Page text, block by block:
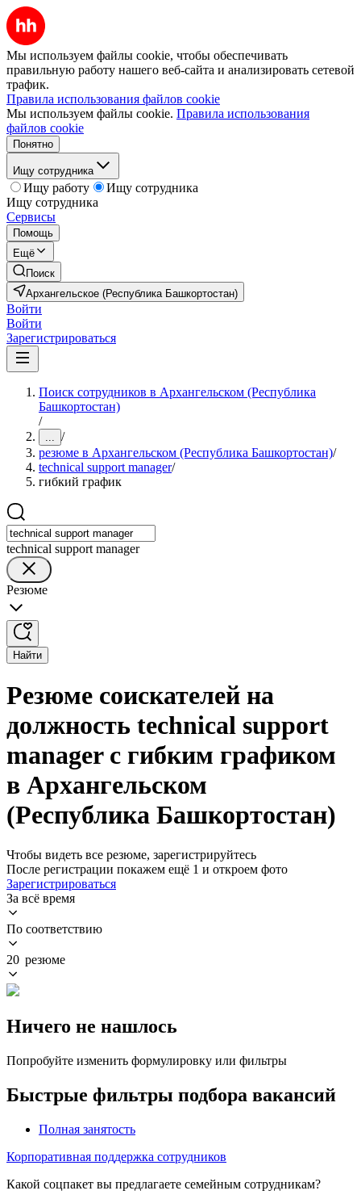
Мы используем файлы cookie, чтобы обеспечивать
правильную работу нашего веб-сайта и анализировать сетевой
трафик.
Правила использования файлов cookie
Мы используем файлы cookie. Правила использования
файлов cookie
Понятно
Ищу сотрудника
Ищу работу
Ищу сотрудника
Ищу сотрудника
Сервисы
Помощь
Ещё
Поиск
Архангельское (Республика Башкортостан)
Войти
Войти
Зарегистрироваться
Поиск сотрудников в Архангельском (Республика
Башкортостан)
/
... /
резюме в Архангельском (Республика Башкортостан)/
technical support manager/
гибкий график
technical support manager
Резюме
Найти
Резюме соискателей на
должность technical support
manager с гибким графиком
в Архангельском
(Республика Башкортостан)
Чтобы видеть все резюме, зарегистрируйтесь
После регистрации покажем ещё 1 и откроем фото
Зарегистрироваться
За всё время
По соответствию
20 резюме
Ничего не нашлось
Попробуйте изменить формулировку или фильтры
Быстрые фильтры подбора вакансий
Полная занятость
Корпоративная поддержка сотрудников
Какой соцпакет вы предлагаете семейным сотрудникам?